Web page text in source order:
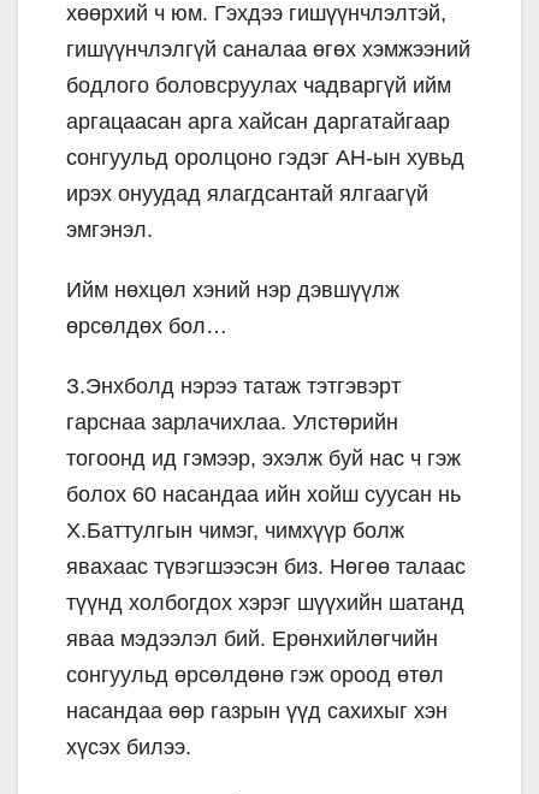
хөөрхий ч юм. Гэхдээ гишүүнчлэлтэй,
гишүүнчлэлгүй саналаа өгөх хэмжээний
бодлого боловсруулах чадваргүй ийм
аргацаасан арга хайсан даргатайгаар
сонгуульд оролцоно гэдэг АН-ын хувьд
ирэх онуудад ялагдсантай ялгаагүй
эмгэнэл.
Ийм нөхцөл хэний нэр дэвшүүлж
өрсөлдөх бол…
З.Энхболд нэрээ татаж тэтгэвэрт
гарснаа зарлачихлаа. Улстөрийн
тогоонд ид гэмээр, эхэлж буй нас ч гэж
болох 60 насандаа ийн хойш суусан нь
Х.Баттулгын чимэг, чимхүүр болж
явахаас түвэгшээсэн биз. Нөгөө талаас
түүнд холбогдох хэрэг шүүхийн шатанд
яваа мэдээлэл бий. Ерөнхийлөгчийн
сонгуульд өрсөлдөнө гэж ороод өтөл
насандаа өөр газрын үүд сахихыг хэн
хүсэх билээ.